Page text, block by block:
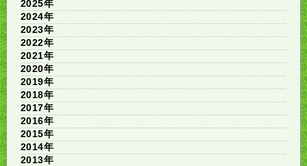
2025年
2024年
2023年
2022年
2021年
2020年
2019年
2018年
2017年
2016年
2015年
2014年
2013年